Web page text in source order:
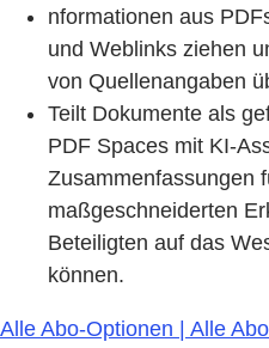
nformationen aus
und Weblinks ziehen
von Quellenangaben
Teilt Dokumente als
PDF Spaces mit KI-
Zusammenfassungen
maßgeschneiderten
Beteiligten auf das
können.
Alle Abo-Optionen | Alle